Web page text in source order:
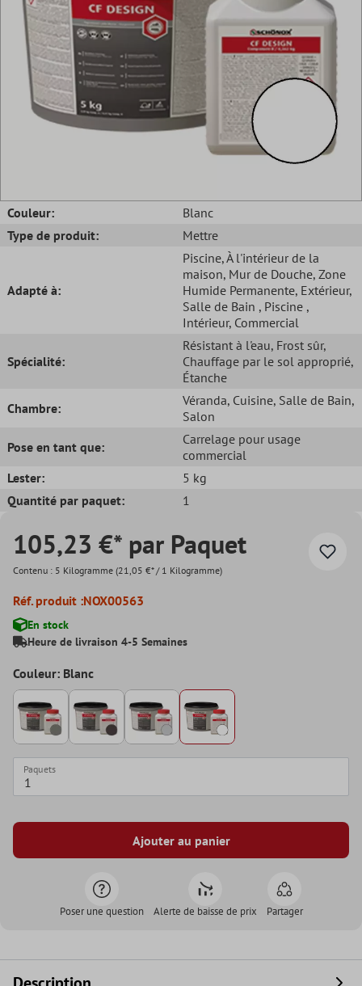
Couleur:
Blanc
Type de produit:
Mettre
Adapté à:
Piscine, À l'intérieur de la
maison, Mur de Douche, Zone
Humide Permanente, Extérieur,
Salle de Bain , Piscine ,
Intérieur, Commercial
Spécialité:
Résistant à l'eau, Frost sûr,
Chauffage par le sol approprié,
Étanche
Chambre:
Véranda, Cuisine, Salle de Bain,
Salon
Pose en tant que:
Carrelage pour usage
commercial
Lester:
5 kg
Quantité par paquet:
1
105,23 €* par Paquet
Contenu : 5 Kilogramme (21,05 €* / 1 Kilogramme)
Réf. produit :NOX00563
En stock
Heure de livraison 4-5 Semaines
Couleur: Blanc
Paquets
Ajouter au panier
Poser une question Alerte de baisse de prix Partager